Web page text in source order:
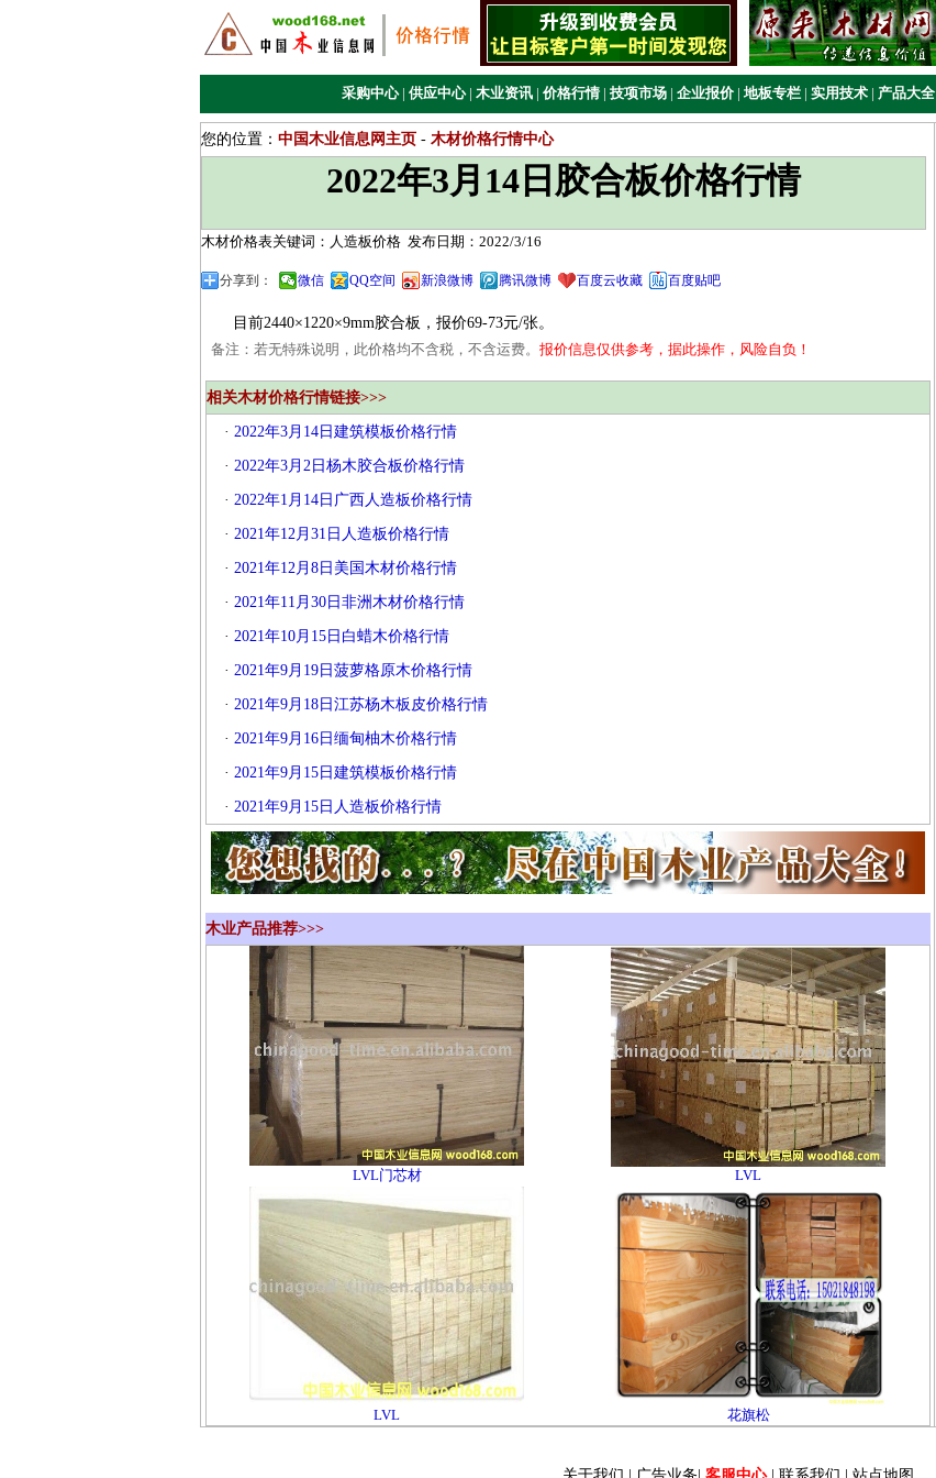
采购中心 | 供应中心 | 木业资讯 | 价格行情 | 技项市场 | 企业报价 | 地板专栏 | 实用技术 | 产品大全
您的位置： 中国木业信息网主页 - 木材价格行情中心
2022年3月14日胶合板价格行情
木材价格表关键词：人造板价格 发布日期：2022/3/16
分享到： 微信 QQ空间 新浪微博 腾讯微博 百度云收藏 百度贴吧
目前2440×1220×9mm胶合板，报价69-73元/张。
备注：若无特殊说明，此价格均不含税，不含运费。 报价信息仅供参考，据此操作，风险自负！
相关木材价格行情链接>>>
· 2022年3月14日建筑模板价格行情
· 2022年3月2日杨木胶合板价格行情
· 2022年1月14日广西人造板价格行情
· 2021年12月31日人造板价格行情
· 2021年12月8日美国木材价格行情
· 2021年11月30日非洲木材价格行情
· 2021年10月15日白蜡木价格行情
· 2021年9月19日菠萝格原木价格行情
· 2021年9月18日江苏杨木板皮价格行情
· 2021年9月16日缅甸柚木价格行情
· 2021年9月15日建筑模板价格行情
· 2021年9月15日人造板价格行情
木业产品推荐>>>
LVL门芯材 LVL
LVL 花旗松